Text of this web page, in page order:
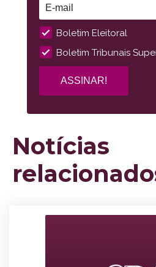
Boletim Eleitoral
Boletim Tribunais
Notícias